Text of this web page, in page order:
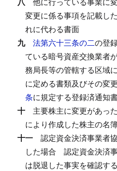
変更に係る事項を記載し
れに代わる書面
九 法第六十三条の二の登
ている暗号資産交換業者
務局長等の管轄する区域
に定める書類及びその変
条に規定する登録済通知
十 主要株主に変更があっ
により作成した株主の名
十一 認定資金決済事業者
した場合
認定資金決済
は脱退した事実を確認す